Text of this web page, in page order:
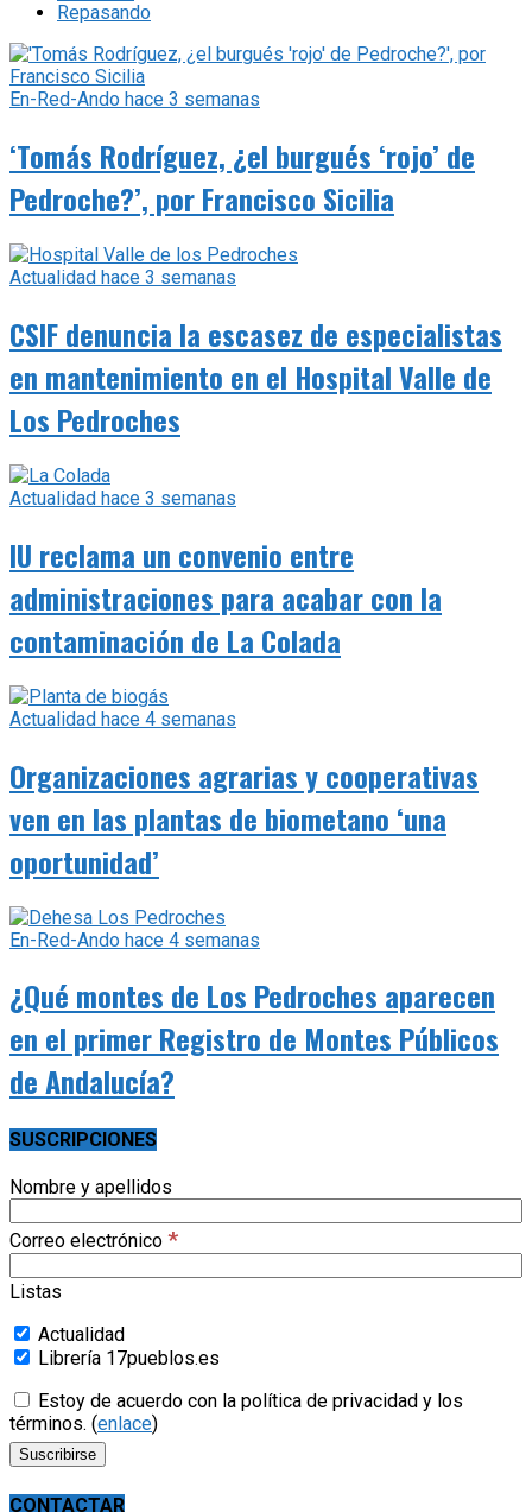
Repasando
En-Red-Ando hace 3 semanas
‘Tomás Rodríguez, ¿el burgués ‘rojo’ de
Pedroche?’, por Francisco Sicilia
Actualidad hace 3 semanas
CSIF denuncia la escasez de especialistas
en mantenimiento en el Hospital Valle de
Los Pedroches
Actualidad hace 3 semanas
IU reclama un convenio entre
administraciones para acabar con la
contaminación de La Colada
Actualidad hace 4 semanas
Organizaciones agrarias y cooperativas
ven en las plantas de biometano ‘una
oportunidad’
En-Red-Ando hace 4 semanas
¿Qué montes de Los Pedroches aparecen
en el primer Registro de Montes Públicos
de Andalucía?
SUSCRIPCIONES
Nombre y apellidos
Correo electrónico *
Listas
Actualidad
Librería 17pueblos.es
Estoy de acuerdo con la política de privacidad y los
términos. (enlace)
CONTACTAR